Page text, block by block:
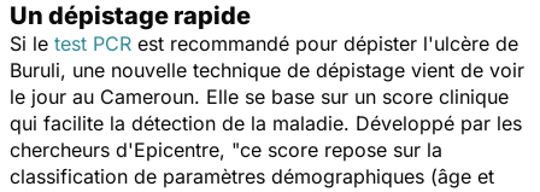
Un dépistage rapide
Si le test PCR est recommandé pour dépister l'ulcère de
Buruli, une nouvelle technique de dépistage vient de voir
le jour au Cameroun. Elle se base sur un score clinique
qui facilite la détection de la maladie. Développé par les
chercheurs d'Epicentre, "ce score repose sur la
classification de paramètres démographiques (âge et